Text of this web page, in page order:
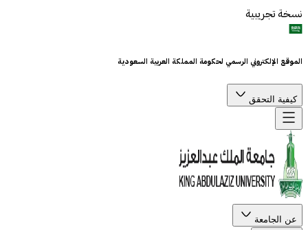
نسخة تجريبية
الموقع الإلكتروني الرسمي لحكومة المملكة العربية السعودية
كيفية التحقق
عن الجامعة